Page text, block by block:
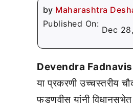
by Maharashtra
Published On:
Dec
Devendra Fadnavis
या प्रकरणी उच्चस्तरीय
फडणवीस यांनी